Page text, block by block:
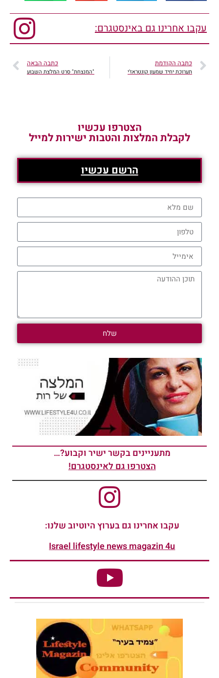
עקבו אחרינו גם באינסטגרם:
כתבה הקודמת
תערוכת יחיד שמעון קונטראז'י
כתבה הבאה
"המנצחת" סרט המלצת השבוע
הצטרפו עכשיו
לקבלת המלצות והטבות ישירות למייל
הרשם עכשיו
שלח
מתעניינים בקשר ישיר וקבוע?…
הצטרפו גם לאינסטגרם!
עקבו אחרינו גם בערוץ היוטיוב שלנו:
Israel lifestyle news magazin 4u